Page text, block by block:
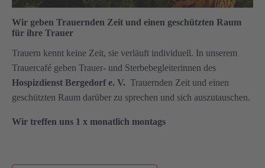
Wir geben Trauernden Zeit und einen geschützten Raum
für ihre Trauer
Trauern kennt keine Zeit, sie verläuft individuell. In unserem
Trauercafé geben Trauer- und Sterbebegleiterinnen des
Hospizdienst Bergedorf e. V. Trauernden Zeit und einen
geschützten Raum darüber zu sprechen und sich auszutauschen.
Wir treffen uns 1 x monatlich montags